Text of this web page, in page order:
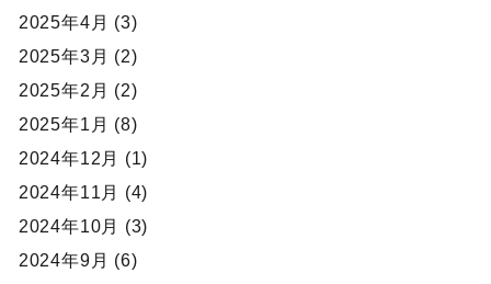
2025年4月 (3)
2025年3月 (2)
2025年2月 (2)
2025年1月 (8)
2024年12月 (1)
2024年11月 (4)
2024年10月 (3)
2024年9月 (6)